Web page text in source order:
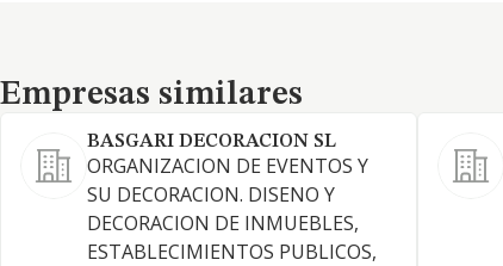
Empresas similares
Empresas similares
BASGARI DECORACION SL
ORGANIZACION DE EVENTOS Y
SU DECORACION. DISENO Y
DECORACION DE INMUEBLES,
ESTABLECIMIENTOS PUBLICOS,